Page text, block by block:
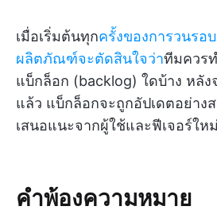
เมื่อเริ่มต้นทุกครั้งของการวนรอ
ผลิตภัณฑ์จะตัดสินใจว่าทีมควร
แบ็กล็อก (backlog) ใดบ้าง หลั
แล้ว แบ็กล็อกจะถูกอัปเดตอย่าง
เสนอแนะจากผู้ใช้และฟีเจอร์ให
คำพ้องความหมาย